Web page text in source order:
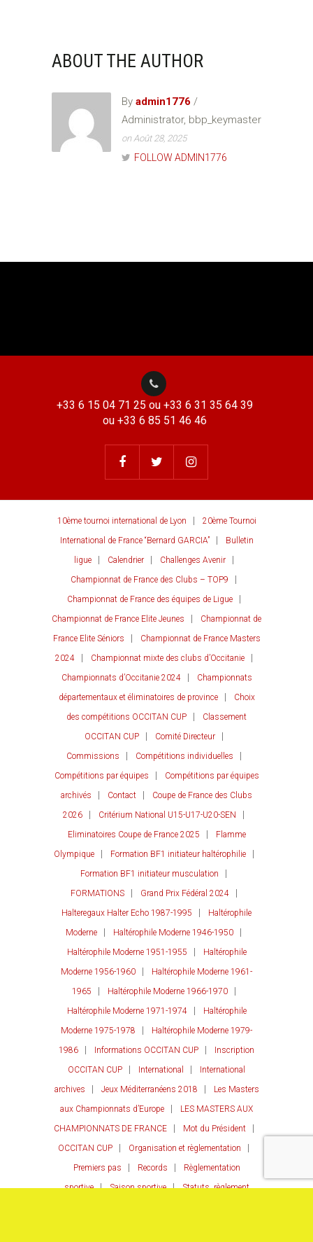
ABOUT THE AUTHOR
By admin1776 /
Administrator, bbp_keymaster
on Août 28, 2025
FOLLOW ADMIN1776
+33 6 15 04 71 25 ou +33 6 31 35 64 39
ou +33 6 85 51 46 46
10ème tournoi international de Lyon
20ème Tournoi
International de France “Bernard GARCIA”
Bulletin
ligue
Calendrier
Challenges Avenir
Championnat de France des Clubs – TOP9
Championnat de France des équipes de Ligue
Championnat de France Elite Jeunes
Championnat de
France Elite Séniors
Championnat de France Masters
2024
Championnat mixte des clubs d’Occitanie
Championnats d’Occitanie 2024
Championnats
départementaux et éliminatoires de province
Choix
des compétitions OCCITAN CUP
Classement
OCCITAN CUP
Comité Directeur
Commissions
Compétitions individuelles
Compétitions par équipes
Compétitions par équipes
archivés
Contact
Coupe de France des Clubs
2026
Critérium National U15-U17-U20-SEN
Eliminatoires Coupe de France 2025
Flamme
Olympique
Formation BF1 initiateur haltérophilie
Formation BF1 initiateur musculation
FORMATIONS
Grand Prix Fédéral 2024
Halteregaux Halter Echo 1987-1995
Haltérophile
Moderne
Haltérophile Moderne 1946-1950
Haltérophile Moderne 1951-1955
Haltérophile
Moderne 1956-1960
Haltérophile Moderne 1961-
1965
Haltérophile Moderne 1966-1970
Haltérophile Moderne 1971-1974
Haltérophile
Moderne 1975-1978
Haltérophile Moderne 1979-
1986
Informations OCCITAN CUP
Inscription
OCCITAN CUP
International
International
archives
Jeux Méditerranéens 2018
Les Masters
aux Championnats d’Europe
LES MASTERS AUX
CHAMPIONNATS DE FRANCE
Mot du Président
OCCITAN CUP
Organisation et règlementation
Premiers pas
Records
Règlementation
sportive
Saison sportive
Statuts, règlement